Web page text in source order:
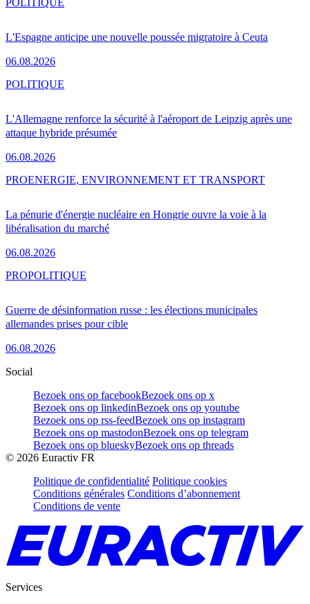
L'Espagne anticipe une nouvelle poussée migratoire à Ceuta
06.08.2026
POLITIQUE
L'Allemagne renforce la sécurité à l'aéroport de Leipzig après une
attaque hybride présumée
06.08.2026
POLITIQUE
La pénurie d'énergie nucléaire en Hongrie ouvre la voie à la
libéralisation du marché
06.08.2026
PROENERGIE, ENVIRONNEMENT ET TRANSPORT
Guerre de désinformation russe : les élections municipales
allemandes prises pour cible
06.08.2026
PROPOLITIQUE
Social
Bezoek ons op facebookBezoek ons op x
Bezoek ons op linkedinBezoek ons op youtube
Bezoek ons op rss-feedBezoek ons op instagram
Bezoek ons op mastodonBezoek ons op telegram
Bezoek ons op blueskyBezoek ons op threads
© 2026 Euractiv FR
Politique de confidentialité Politique cookies
Conditions générales Conditions d’abonnement
Conditions de vente
Services